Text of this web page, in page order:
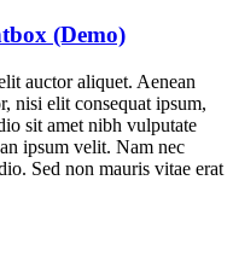
(Demo)
auctor aliquet. Aenean
nisi elit consequat ipsum,
sit amet nibh vulputate
ipsum velit. Nam nec
Sed non mauris vitae erat